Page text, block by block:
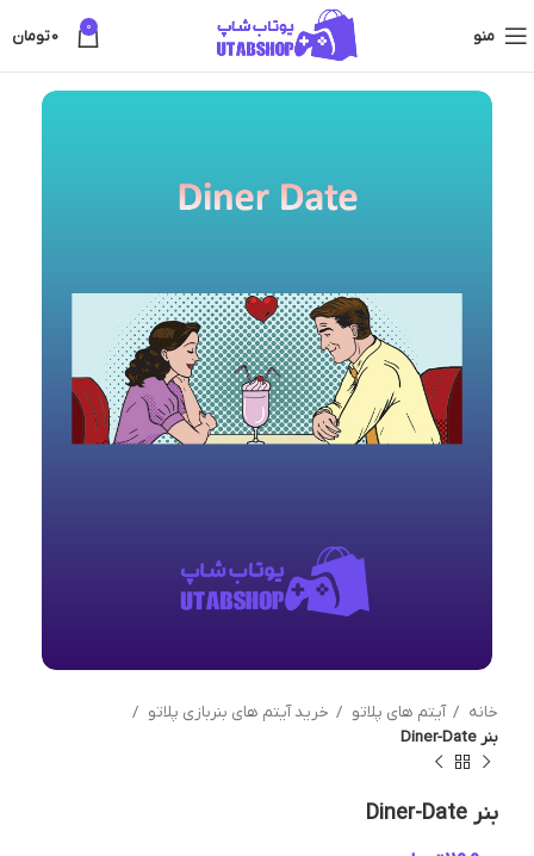
منو 0
0تومان
خانه آیتم های پلاتو
خرید آیتم های بنربازی پلاتو
بنر Diner-Date
بنر Diner-Date